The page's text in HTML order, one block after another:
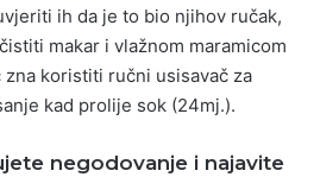
ih da je to bio njihov ručak,
makar i vlažnom maramicom
koristiti ručni usisavač za
kad prolije sok (24mj.).
negodovanje i najavite